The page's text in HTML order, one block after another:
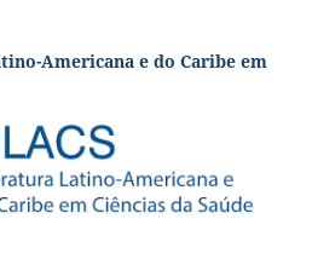
Americana e do Caribe em